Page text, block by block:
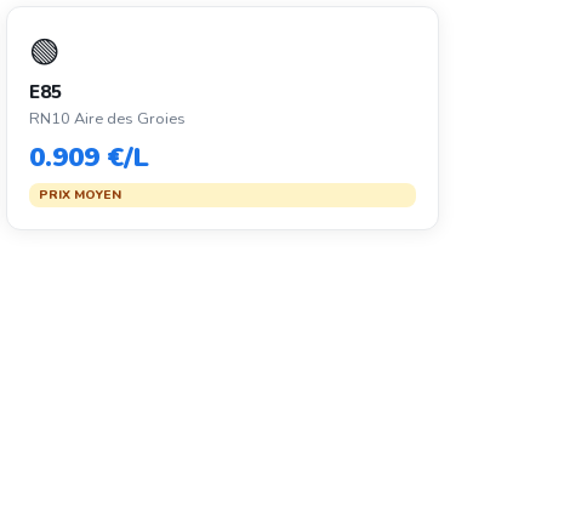
🟢
E85
RN10 Aire des Groies
0.909 €/L
PRIX MOYEN